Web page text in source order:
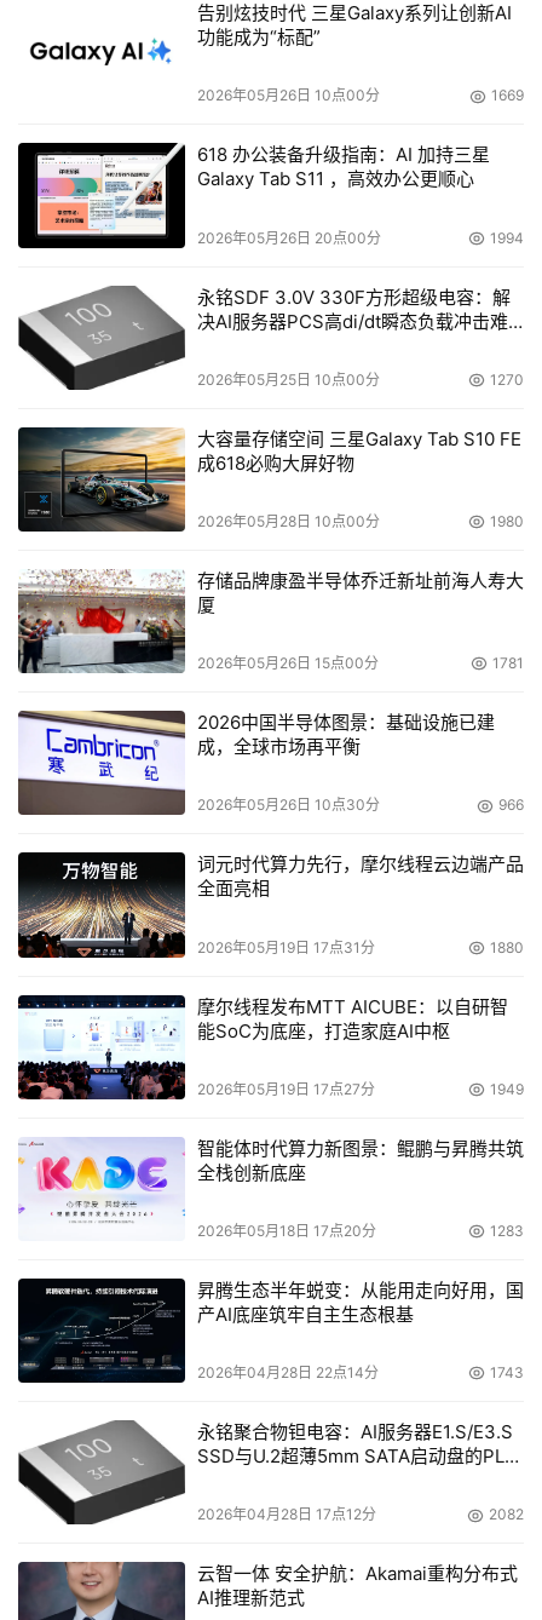
本文来源于DOIT传媒，文章内容仅供参考，不构成投资建议。
告别炫技时代 三星Galaxy系列让创新AI
功能成为“标配”
2026年05月26日 10点00分 1669
618 办公装备升级指南：AI 加持三星
Galaxy Tab S11 ，高效办公更顺心
2026年05月26日 20点00分 1994
永铭SDF 3.0V 330F方形超级电容：解
决AI服务器PCS高di/dt瞬态负载冲击难
2026年05月25日 10点00分 1270
大容量存储空间 三星Galaxy Tab S10 FE
成618必购大屏好物
2026年05月28日 10点00分 1980
存储品牌康盈半导体乔迁新址前海人寿大
厦
2026年05月26日 15点00分 1781
2026中国半导体图景：基础设施已建
成，全球市场再平衡
2026年05月26日 10点30分 966
词元时代算力先行，摩尔线程云边端产品
全面亮相
2026年05月19日 17点31分 1880
摩尔线程发布MTT AICUBE：以自研智
能SoC为底座，打造家庭AI中枢
2026年05月19日 17点27分 1949
智能体时代算力新图景：鲲鹏与昇腾共筑
全栈创新底座
2026年05月18日 17点20分 1283
昇腾生态半年蜕变：从能用走向好用，国
产AI底座筑牢自主生态根基
2026年04月28日 22点14分 1743
永铭聚合物钽电容：AI服务器E1.S/E3.S
SSD与U.2超薄5mm SATA启动盘的PLP
2026年04月28日 17点12分 2082
云智一体 安全护航：Akamai重构分布式
AI推理新范式